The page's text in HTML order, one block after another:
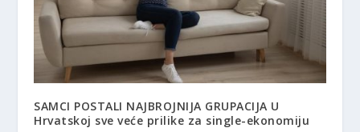
SAMCI POSTALI NAJBROJNIJA GRUPACIJA U
Hrvatskoj sve veće prilike za single-ekonomiju